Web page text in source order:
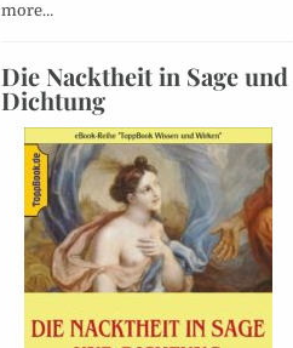
more…
Die Nacktheit in Sage und
Dichtung